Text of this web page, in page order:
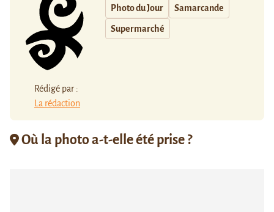
Rédigé par :
La rédaction
Photo du Jour Samarcande
Supermarché
Où la photo a-t-elle été prise ?